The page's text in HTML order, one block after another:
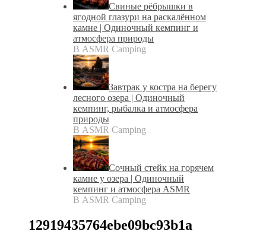
Свиные рёбрышки в
ягодной глазури на раскалённом
камне | Одиночный кемпинг и
атмосфера природы
В ASMR Camping
Завтрак у костра на берегу
лесного озера | Одиночный
кемпинг, рыбалка и атмосфера
природы
В ASMR Camping
Сочный стейк на горячем
камне у озера | Одиночный
кемпинг и атмосфера ASMR
В ASMR Camping
12919435764ebe09bc93b1a